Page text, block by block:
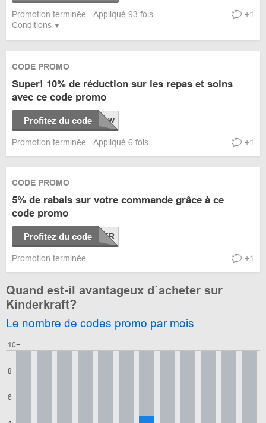
Conditions
Promotion terminée Appliqué 93 fois +1
CODE PROMO
Super! 10% de réduction sur les repas et soins
avec ce code promo
Profitez du code
Promotion terminée Appliqué 6 fois +1
CODE PROMO
5% de rabais sur votre commande grâce à ce
code promo
Profitez du code
Promotion terminée +1
Quand est-il avantageux d`acheter sur
Kinderkraft?
Le nombre de codes promo par mois
6
8
10+